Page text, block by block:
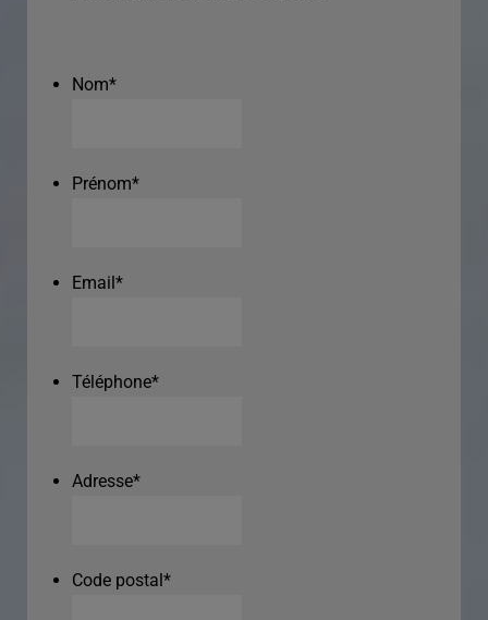
Nom*
Prénom*
Email*
Téléphone*
Adresse*
Code postal*